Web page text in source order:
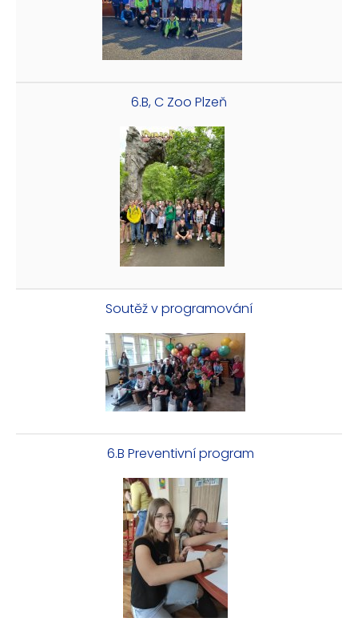
6.B, C Zoo Plzeň
Soutěž v programování
6.B Preventivní program